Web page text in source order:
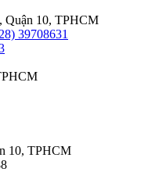
Quận 10, TPHCM
39708631
10, TPHCM